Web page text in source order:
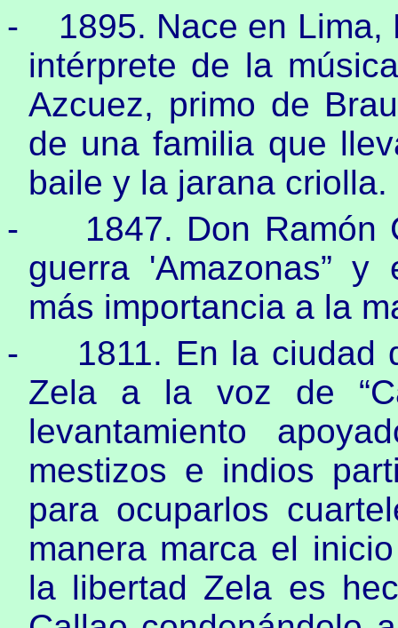
-
1895. Nace en
intérprete de la
Azcuez, primo de
de una familia que
baile y la jarana criolla.
-
1847. Don Ramón
guerra 'Amazo­nas”
más importancia a la
-
1811. En la ciudad
Zela a la voz de
levantamiento
mestizos e indios
para ocuparlos
manera marca el
la libertad Zela es